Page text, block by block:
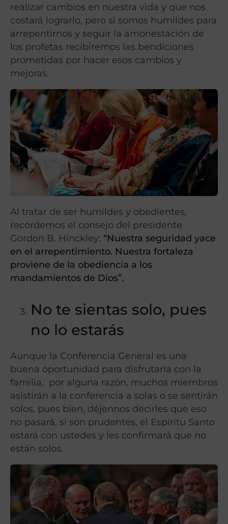
realizar cambios en nuestra vida y que nos
costará lograrlo, pero si somos humildes para
arrepentirnos y seguir la amonestación de
los profetas recibiremos las bendiciones
prometidas por hacer esos cambios y
mejoras.
Al tratar de ser humildes y obedientes,
recordemos el consejo del presidente
Gordon B. Hinckley: “Nuestra seguridad yace
en el arrepentimiento. Nuestra fortaleza
proviene de la obediencia a los
mandamientos de Dios”.
No te sientas solo, pues
no lo estarás
Aunque la Conferencia General es una
buena oportunidad para disfrutarla con la
familia, por alguna razón, muchos miembros
asistirán a la conferencia a solas o se sentirán
solos, pues bien, déjennos decirles que eso
no pasará, si son prudentes, el Espíritu Santo
estará con ustedes y les confirmará que no
están solos.